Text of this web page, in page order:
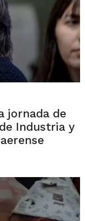
jornada de
Industria y